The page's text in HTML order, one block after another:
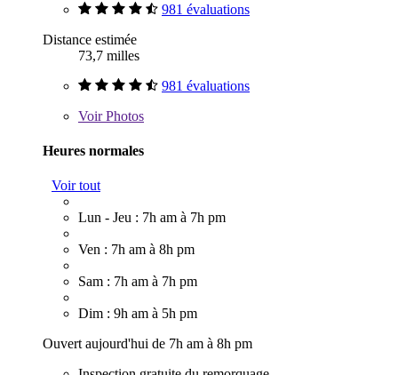
981 évaluations
Distance estimée
73,7 milles
981 évaluations
VoirPhotos
Heures normales
Voir tout
Lun - Jeu : 7h am à 7h pm
Ven : 7h am à 8h pm
Sam : 7h am à 7h pm
Dim : 9h am à 5h pm
Ouvert aujourd'hui de 7h am à 8h pm